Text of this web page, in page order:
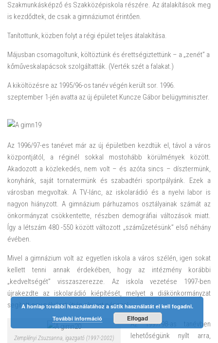
Szakmunkásképző és Szakközépiskola részére. Az átalakítások meg
is kezdődtek, de csak a gimnáziumot érintően.
Tanítottunk, közben folyt a régi épület teljes átalakítása.
Májusban csomagoltunk, költöztünk és érettségiztettünk – a „zenét” a
kőműveskalapácsok szolgáltatták. (Verték szét a falakat.)
A kiköltözésre az 1995/96-os tanév végén került sor. 1996.
szeptember 1-jén avatta az új épületet Kuncze Gábor belügyminiszter.
Az 1996/97-es tanévet már az új épületben kezdtük el, távol a város
központjától, a réginél sokkal mostohább körülmények között.
Akadozott a közlekedés, nem volt – és azóta sincs – dísztermünk,
konyhánk, saját tornatermünk és szabadtéri sportpályánk. Ezek a
városban megvoltak. A TV-lánc, az iskolarádió és a nyelvi labor is
nagyon hiányzott. A gimnázium párhuzamos osztályainak számát az
önkormányzat csökkentette, részben demográfiai változások miatt.
Így a létszám 480 -550 között változott „száműzetésünk” első néhány
évében.
Mivel a gimnázium volt az egyetlen iskola a város szélén, igen sokat
kellett tenni annak érdekében, hogy az intézmény korábbi
„kedveltségét” visszaszerezze. Az iskola vezetése 1997-ben
újrakezdte az iskolarádió kiépítését, melyet a diákönkormányzat
segített egy pályázat útján elnyert pénzzel.
Zemplényi Zsuzsanna, igazgató (1997-2002)
Az 1997/98-as tanévben
lehetőségünk nyílt arra,
A honlap további használatához a sütik használatát el kell fogadni.
További információ
Elfogad